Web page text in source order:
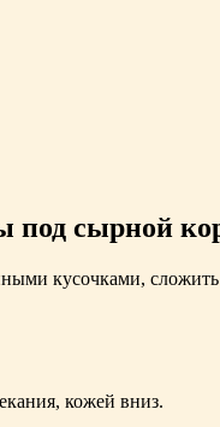
под сырной
кусочками,
кожей вниз.